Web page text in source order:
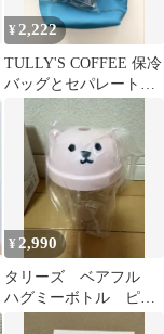
¥ 2,222
TULLY'S COFFEE 保冷
バッグとセパレートク
リアボトル
¥2,990
タリーズ ベアフル
ハグミーボトル ピン